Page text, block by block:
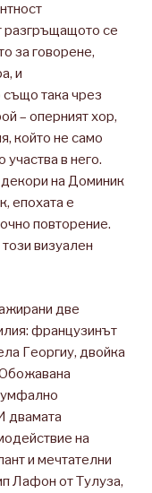
разгръщащото се
за говорене,
и
така чрез
– оперният хор,
който не само
участва в него.
на Доминик
епохата е
повторение.
визуален
две
французинът
Георгиу, двойка
Обожавана
двамата
на
и мечтателни
Лафон от Тулуза,